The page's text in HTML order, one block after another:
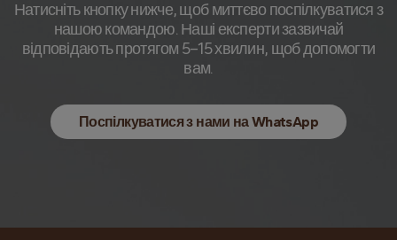
Натисніть кнопку нижче, щоб миттєво поспілкуватися з
нашою командою. Наші експерти зазвичай
відповідають протягом 5–15 хвилин, щоб допомогти
вам.
Поспілкуватися з нами на WhatsApp